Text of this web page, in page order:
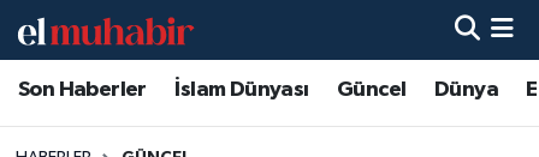
Son Haberler İslam Dünyası Güncel Dünya
Hava Durumu
Trafik Durumu